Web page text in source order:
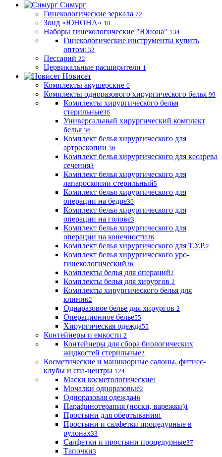
Симург
Гинекологические зеркала 72
Зонд «ЮНОНА» 18
Наборы гинекологические "Юнона" 134
Гинекологические инструменты купить
оптом132
Пессарий 22
Цервикальные расширители 1
Новисет
Комплекты акушерские 6
Комплекты одноразового хирургического белья 99
Комплекты хирургического белья
стерильные36
Универсальный хирургический комплект
белья 36
Комплект белья хирургического для
артроскопии 36
Комплект белья хирургического для кесарева
сечения3
Комплект белья хирургического для
лапароскопии стерильный5
Комплект белья хирургического для
операции на бедре36
Комплект белья хирургического для
операции на голове3
Комплект белья хирургического для
операции на конечности36
Комплект белья хирургического для Т.У.Р.2
Комплект белья хирургического уро-
гинекологический36
Комплекты белья для операций2
Комплекты белья для хирургов 2
Комплекты хирургического белья для
клиник2
Однаразовое белье для хирургов 2
Операционное белье55
Хирургическая одежда55
Контейнеры и емкости 2
Контейнеры для сбора биологических
жидкостей стерильные2
Косметические и маникюрные салоны, фитнес-
клубы и спа-центры 124
Маски косметологические1
Мочалки одноразовые2
Одноразовая одежда46
Парафинотерапия (носки, варежки)1
Простыни для обертывания1
Простыни и салфетки процедурные в
рулонах33
Салфетки и простыни процедурные37
Тапочки3